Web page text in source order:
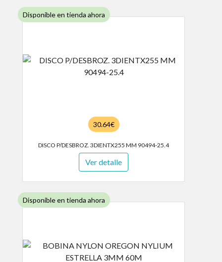
Disponible en tienda ahora
30.64€
DISCO P/DESBROZ. 3DIENTX255 MM 90494-25.4
Ver detalle
Disponible en tienda ahora